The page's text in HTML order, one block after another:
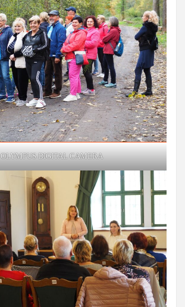
OLYMPUS DIGITAL CAMERA